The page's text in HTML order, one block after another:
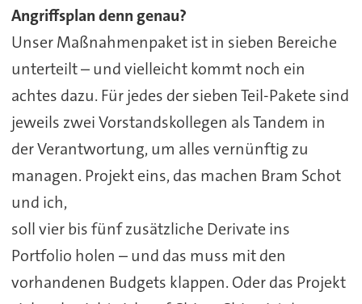
Angriffsplan denn genau?
Unser Maßnahmenpaket ist in sieben Bereiche
unterteilt – und vielleicht kommt noch ein
achtes dazu. Für jedes der sieben Teil-Pakete sind
jeweils zwei Vorstandskollegen als Tandem in
der Verantwortung, um alles vernünftig zu
managen. Projekt eins, das machen Bram Schot
und ich,
soll vier bis fünf zusätzliche Derivate ins
Portfolio holen – und das muss mit den
vorhandenen Budgets klappen. Oder das Projekt